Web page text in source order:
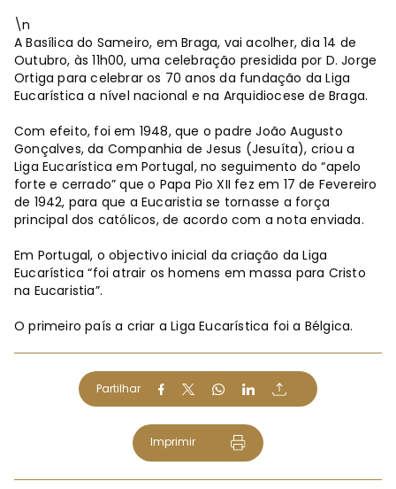
\n
A Basílica do Sameiro, em Braga, vai acolher, dia 14 de
Outubro, às 11h00, uma celebração presidida por D. Jorge
Ortiga para celebrar os 70 anos da fundação da Liga
Eucarística a nível nacional e na Arquidiocese de Braga.
Com efeito, foi em 1948, que o padre João Augusto
Gonçalves, da Companhia de Jesus (Jesuíta), criou a
Liga Eucarística em Portugal, no seguimento do “apelo
forte e cerrado” que o Papa Pio XII fez em 17 de Fevereiro
de 1942, para que a Eucaristia se tornasse a força
principal dos católicos, de acordo com a nota enviada.
Em Portugal, o objectivo inicial da criação da Liga
Eucarística “foi atrair os homens em massa para Cristo
na Eucaristia”.
O primeiro país a criar a Liga Eucarística foi a Bélgica.
Partilhar
Imprimir